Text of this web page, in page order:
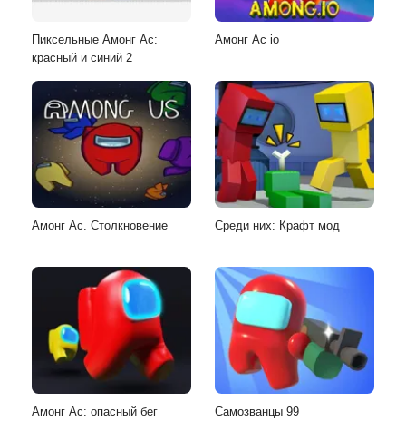
Пиксельные Амонг Ас:
красный и синий 2
Амонг Ас io
Амонг Ас. Столкновение Среди них: Крафт мод
Амонг Ас: опасный бег Самозванцы 99